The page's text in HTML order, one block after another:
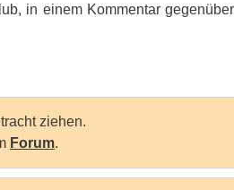
in einem Kommentar gegenüber
ziehen.
Forum.